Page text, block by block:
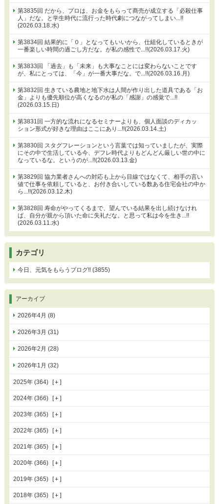
第3835回 だから、プロは、お金をもらって商売が成立する「必殺仕事
人」だな。と学生時代に流行った時代劇につながってしまい...!!
(2026.03.18.水)
第3834回 結果的に「０」となってもいいから、仕組化しているときが
一番楽しい時間の過ごし方だな。が私の感性で...!!(2026.03.17.火)
第3833回 「過去」も「未来」も大事なことには変わらないことです
が、私にとっては、「今」が一番大事だな。で...!!(2026.03.16.月)
第3832回 生きている農地と地下水は人間が作り出した道具である「お
金」よりも優先順位が高くなるのが私の「感謝」の感覚で...!!
(2026.03.15.日)
第3831回 一方的な流れになるセミナーよりも、個人面談のディカッ
ション形式が好きな理由はここにあり...!!(2026.03.14.土)
第3830回 スタグフレーションという言葉では知っていましたが、実際
にその中で生活している今、デフレ時代よりもどんどん厳しい世の中に
なっているな。というのが...!!(2026.03.13.金)
第3829回 協力業者さんへの対応も上から目線ではなくて、相手の言い
値で仕事を依頼していると、お付き合いしている数ある住宅会社の中か
ら...!!(2026.03.12.木)
第3828回 寿命がやってくるまで、望んでいる結果を出し続けなけれ
ば、自分が親から頂いた命に失礼だな。と思って私は今を生き...!!
(2026.03.11.水)
カテゴリ
今日、元気をもらうブログ‼ (3855)
アーカイブ
2026年4月 (8)
2026年3月 (31)
2026年2月 (28)
2026年1月 (32)
2025年 (364)
2024年 (366)
2023年 (365)
2022年 (365)
2021年 (365)
2020年 (366)
2019年 (365)
2018年 (365)